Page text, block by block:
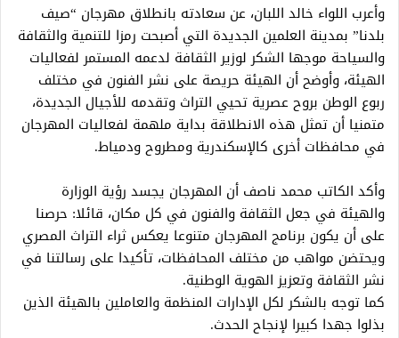
وأعرب اللواء خالد اللبان، عن سعادته بانطلاق مهرجان “صيف
بلدنا” بمدينة العلمين الجديدة التي أصبحت رمزا للتنمية والثقافة
والسياحة موجها الشكر لوزير الثقافة لدعمه المستمر لفعاليات
الهيئة، وأوضح أن الهيئة حريصة على نشر الفنون في مختلف
ربوع الوطن بروح عصرية تحيي التراث وتقدمه للأجيال الجديدة،
متمنيا أن تمثل هذه الانطلاقة بداية ملهمة لفعاليات المهرجان
في محافظات أخرى كالإسكندرية ومطروح ودمياط.
وأكد الكاتب محمد ناصف أن المهرجان يجسد رؤية الوزارة
والهيئة في جعل الثقافة والفنون في كل مكان، قائلا: حرصنا
على أن يكون برنامج المهرجان متنوعا يعكس ثراء التراث المصري
ويحتضن مواهب من مختلف المحافظات، تأكيدا على رسالتنا في
نشر الثقافة وتعزيز الهوية الوطنية.
كما توجه بالشكر لكل الإدارات المنظمة والعاملين بالهيئة الذين
بذلوا جهدا كبيرا لإنجاح الحدث.